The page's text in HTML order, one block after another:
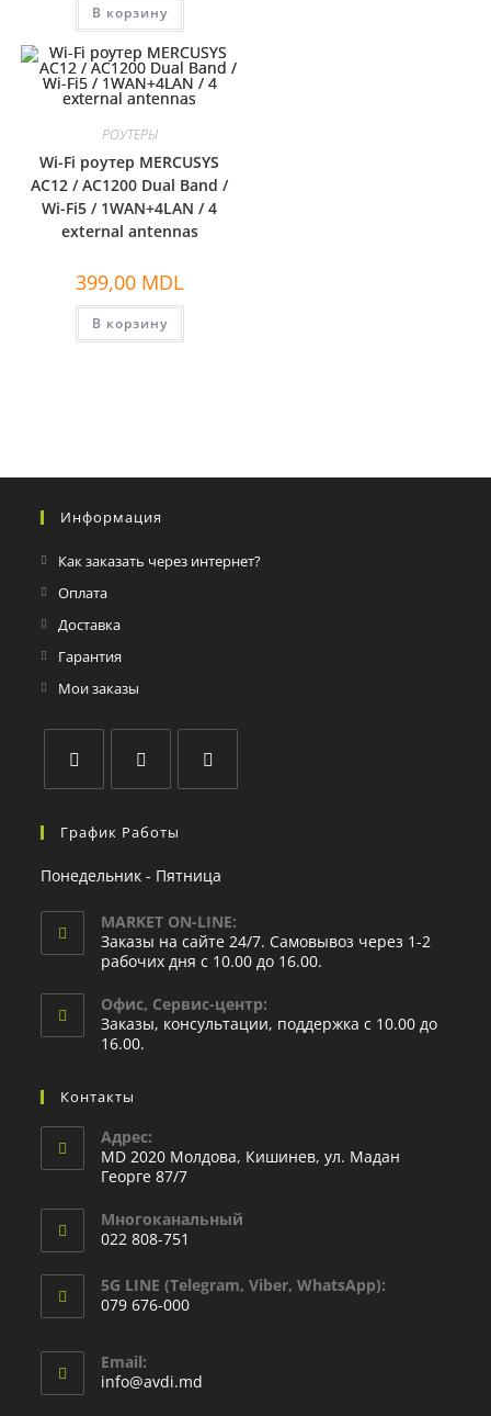
В корзину
РОУТЕРЫ
Wi-Fi роутер MERCUSYS
AC12 / AC1200 Dual Band /
Wi-Fi5 / 1WAN+4LAN / 4
external antennas
399,00 MDL
В корзину
Информация
Как заказать через интернет?
Оплата
Доставка
Гарантия
Мои заказы
График Работы
Понедельник - Пятница
MARKET ON-LINE:
Заказы на сайте 24/7. Самовывоз через 1-2
рабочих дня с 10.00 до 16.00.
Офис, Сервис-центр:
Заказы, консультации, поддержка с 10.00 до
16.00.
Контакты
Адрес:
MD 2020 Молдова, Кишинев, ул. Мадан
Георге 87/7
Многоканальный
022 808-751
5G LINE (Telegram, Viber, WhatsApp):
079 676-000
Email:
info@avdi.md